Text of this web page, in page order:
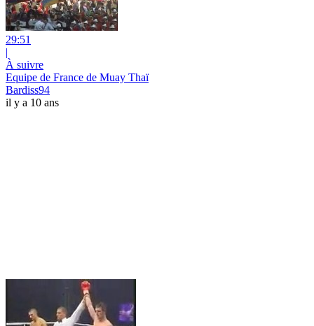
29:51
|
À suivre
Equipe de France de Muay Thaï
Bardiss94
il y a 10 ans